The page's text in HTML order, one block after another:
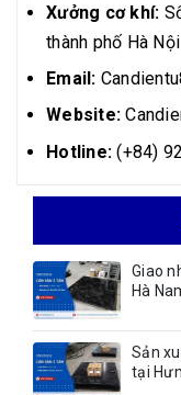
Xưởng cơ khí:
thành phố Hà Nội
Email:
Website:
Hotline:(+84)
Giao
Hà
Sản
tại